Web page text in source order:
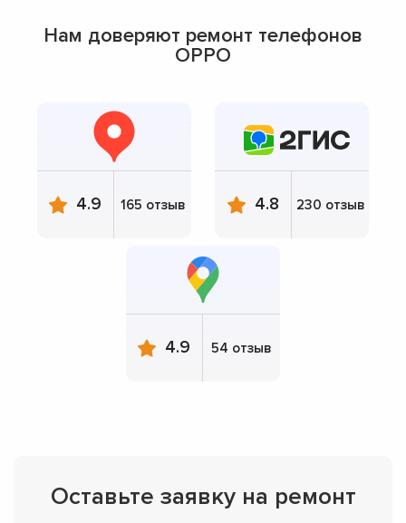
Нам доверяют ремонт телефонов
OPPO
4.9 165 отзыв 4.8 230 отзыв
4.9 54 отзыв
Оставьте заявку на ремонт